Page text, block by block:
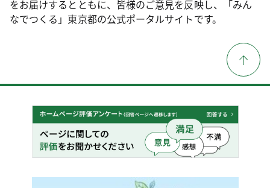
をお届けするとともに、皆様のご意見を反映し、「みん
なでつくる」東京都の公式ポータルサイトです。